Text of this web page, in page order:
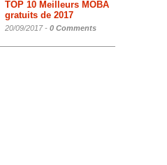
TOP 10 Meilleurs MOBA
gratuits de 2017
20/09/2017 - 0 Comments